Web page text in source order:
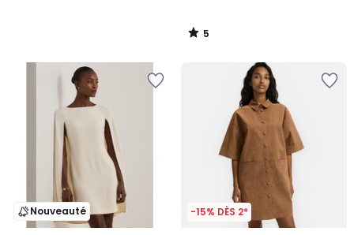
5
/
Nouveauté -15% DÈS 2*